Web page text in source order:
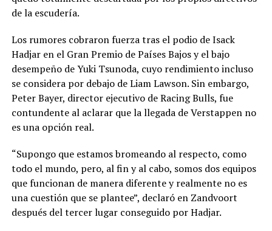
de la escudería.
Los rumores cobraron fuerza tras el podio de Isack
Hadjar en el Gran Premio de Países Bajos y el bajo
desempeño de Yuki Tsunoda, cuyo rendimiento incluso
se considera por debajo de Liam Lawson. Sin embargo,
Peter Bayer, director ejecutivo de Racing Bulls, fue
contundente al aclarar que la llegada de Verstappen no
es una opción real.
“Supongo que estamos bromeando al respecto, como
todo el mundo, pero, al fin y al cabo, somos dos equipos
que funcionan de manera diferente y realmente no es
una cuestión que se plantee”, declaró en Zandvoort
después del tercer lugar conseguido por Hadjar.